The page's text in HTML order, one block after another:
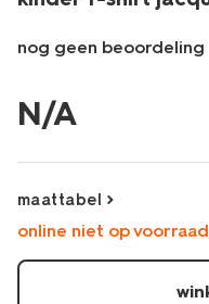
nog geen beoordeling
shirts-
overhemden/kinder-
shirt-
jacquard-
ecru-
30713103ECRU.html
N/A
maattabel
online niet op